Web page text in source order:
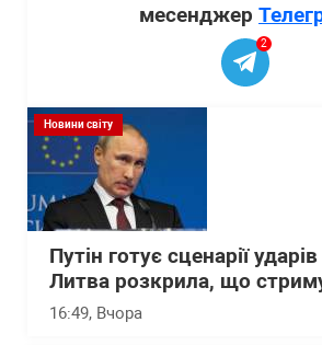
месенджер
2
Новини світу
Путін готує сценарії
Литва розкрила, що
16:49, Вчора